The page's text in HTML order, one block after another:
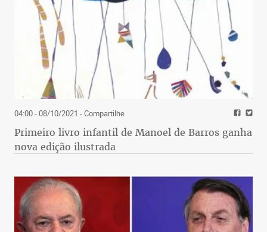
04:00 - 08/10/2021 - Compartilhe
Primeiro livro infantil de Manoel de Barros ganha
nova edição ilustrada